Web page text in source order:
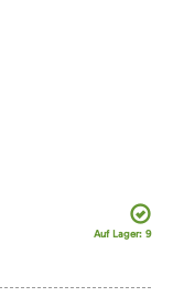
Auf Lager: 9